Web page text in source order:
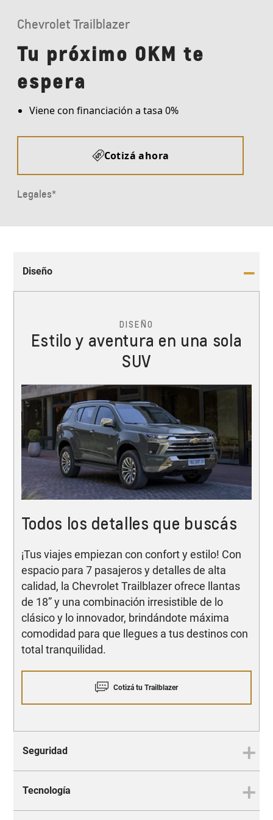
Diseño
DISEÑO
Estilo y aventura en una sola
SUV
Todos los detalles que buscás
¡Tus viajes empiezan con confort y estilo! Con
espacio para 7 pasajeros y detalles de alta
calidad, la Chevrolet Trailblazer ofrece llantas
de 18” y una combinación irresistible de lo
clásico y lo innovador, brindándote máxima
comodidad para que llegues a tus destinos con
total tranquilidad.
Cotizá tu Trailblazer
Seguridad
Tecnología